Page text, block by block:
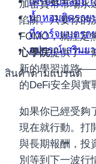
น้ำหอมติดรถย
ที่ชาร์จแบตรถ
อุปกรณ์เสริมย
สินค้าตามแบรนด์
加密貨幣市場永
陷阱。只要你的
FOMO，就注定
心學院提供了一
新的學習道路
的DeFi安全與實
如果你已經受夠
現在就行動。打
與長期報酬，投
別等到下一波行